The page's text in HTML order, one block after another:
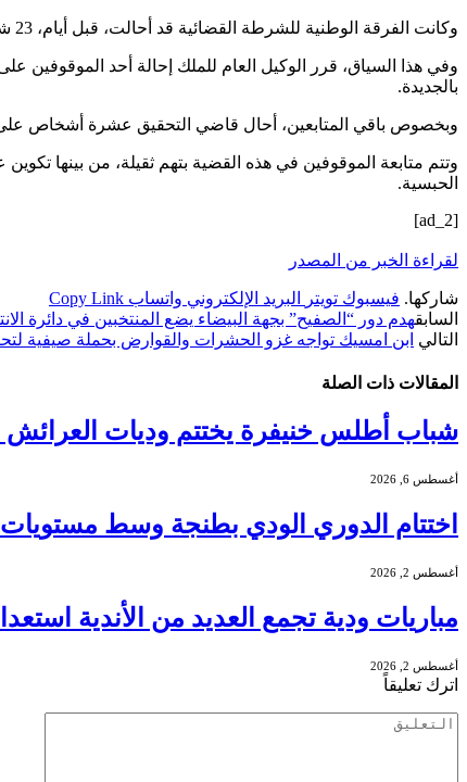
وكانت الفرقة الوطنية للشرطة القضائية قد أحالت، قبل أيام، 23 شخصا، من بينهم نساء، على الوكيل العام، بعد أبحاث دقيقة حول شبكة إجرامية متخصصة في الوساطة القضائية والتأثير على مجريات الأحكام.
وفي هذا السياق، قرر الوكيل العام للملك إحالة أحد الموقوفين على
بالجديدة.
وبخصوص باقي المتابعين، أحال قاضي التحقيق عشرة أشخاص
وتتم متابعة الموقوفين في هذه القضية بتهم ثقيلة، من بينها
الحبسية.
[ad_2]
لقراءة الخبر من المصدر
شاركها. فيسبوك تويتر البريد الإلكتروني واتساب Copy Link
السابقهدم دور “الصفيح” بجهة البيضاء يضع المنتخبين في دائرة
التالي ابن امسيك تواجه غزو الحشرات والقوارض بحملة صيفية
المقالات ذات الصلة
شباب أطلس خنيفرة يختتم وديات
أغسطس 6, 2026
اختتام الدوري الودي بطنجة وسط مستويات
أغسطس 2, 2026
مباريات ودية تجمع العديد من الأندية
أغسطس 2, 2026
اترك تعليقاً